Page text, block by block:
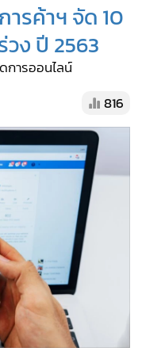
รค้าฯ จัด 10
ง ปี 2563
การออนไลน์
816